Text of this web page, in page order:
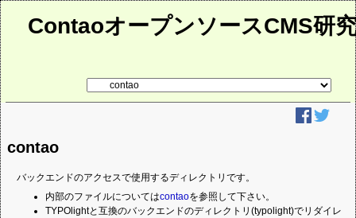
ContaoオープンソースCMS研
contao
バックエンドのアクセスで使用するディレクトリです。
内部のファイルについてはcontaoを参照して下さい。
TYPOlightと互換のバックエンドのディレクトリ(typolight)でリダイレ